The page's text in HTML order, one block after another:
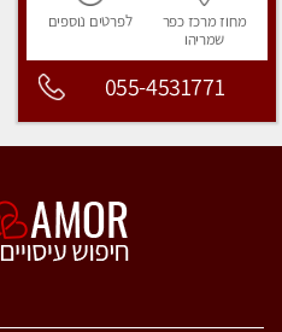
מחוז מרכזכפר
שמריהו
לפרטים נוספים
055-4531771